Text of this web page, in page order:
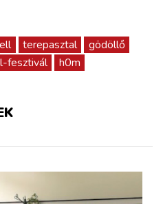
terepasztal
gödöllő
fesztivál h0m